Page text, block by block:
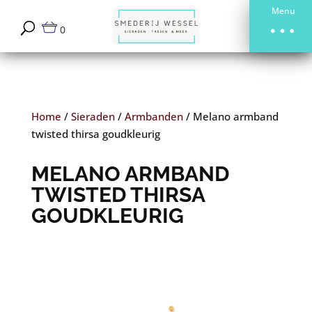
Menu
0
Home / Sieraden/ Armbanden/ Melano armband
twisted thirsa goudkleurig
MELANO ARMBAND
TWISTED THIRSA
GOUDKLEURIG